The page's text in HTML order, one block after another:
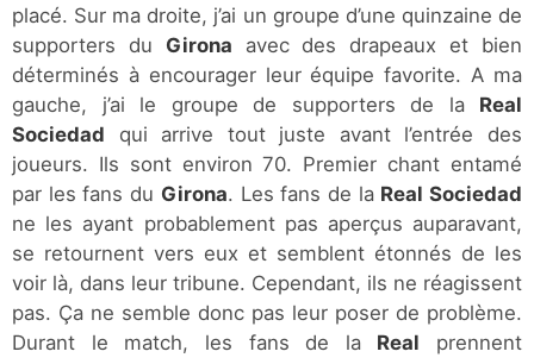
placé. Sur ma droite, j’ai un groupe d’une quinzaine de
supporters du Girona avec des drapeaux et bien
déterminés à encourager leur équipe favorite. A ma
gauche, j’ai le groupe de supporters de la Real
Sociedad qui arrive tout juste avant l’entrée des
joueurs. Ils sont environ 70. Premier chant entamé
par les fans du Girona. Les fans de la Real Sociedad
ne les ayant probablement pas aperçus auparavant,
se retournent vers eux et semblent étonnés de les
voir là, dans leur tribune. Cependant, ils ne réagissent
pas. Ça ne semble donc pas leur poser de problème.
Durant le match, les fans de la Real prennent